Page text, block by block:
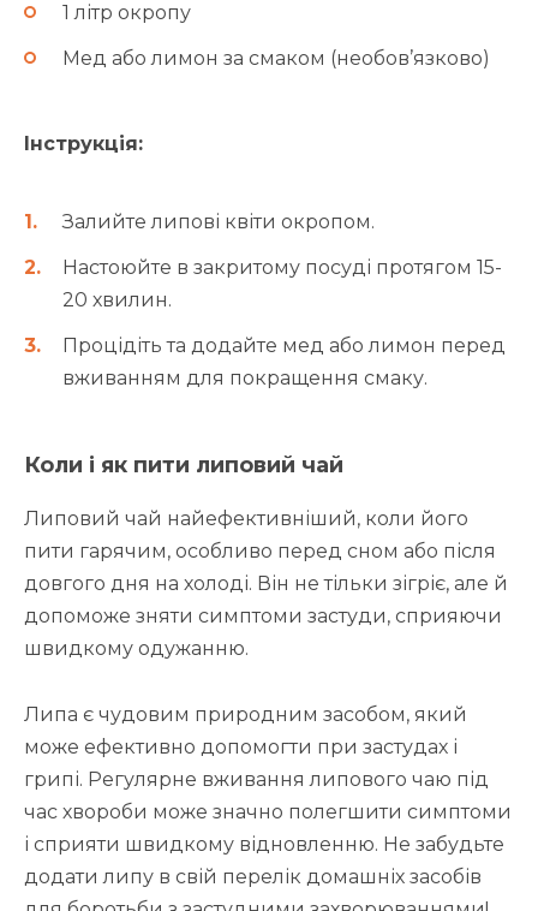
1 літр окропу
Мед або лимон за смаком (необов’язково)
Інструкція:
Залийте липові квіти окропом.
Настоюйте в закритому посуді протягом 15-
20 хвилин.
Процідіть та додайте мед або лимон перед
вживанням для покращення смаку.
Коли і як пити липовий чай
Липовий чай найефективніший, коли його
пити гарячим, особливо перед сном або після
довгого дня на холоді. Він не тільки зігріє, але й
допоможе зняти симптоми застуди, сприяючи
швидкому одужанню.
Липа є чудовим природним засобом, який
може ефективно допомогти при застудах і
грипі. Регулярне вживання липового чаю під
час хвороби може значно полегшити симптоми
і сприяти швидкому відновленню. Не забудьте
додати липу в свій перелік домашніх засобів